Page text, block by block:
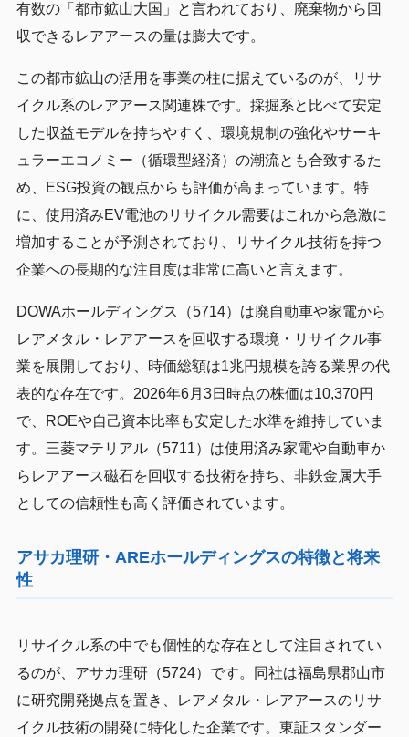
有数の「都市鉱山大国」と言われており、廃棄物から回
収できるレアアースの量は膨大です。
この都市鉱山の活用を事業の柱に据えているのが、リサ
イクル系のレアアース関連株です。採掘系と比べて安定
した収益モデルを持ちやすく、環境規制の強化やサーキ
ュラーエコノミー（循環型経済）の潮流とも合致するた
め、ESG投資の観点からも評価が高まっています。特
に、使用済みEV電池のリサイクル需要はこれから急激に
増加することが予測されており、リサイクル技術を持つ
企業への長期的な注目度は非常に高いと言えます。
DOWAホールディングス（5714）は廃自動車や家電から
レアメタル・レアアースを回収する環境・リサイクル事
業を展開しており、時価総額は1兆円規模を誇る業界の代
表的な存在です。2026年6月3日時点の株価は10,370円
で、ROEや自己資本比率も安定した水準を維持していま
す。三菱マテリアル（5711）は使用済み家電や自動車か
らレアアース磁石を回収する技術を持ち、非鉄金属大手
としての信頼性も高く評価されています。
アサカ理研・AREホールディングスの特徴と将来
性
リサイクル系の中でも個性的な存在として注目されてい
るのが、アサカ理研（5724）です。同社は福島県郡山市
に研究開発拠点を置き、レアメタル・レアアースのリサ
イクル技術の開発に特化した企業です。東証スタンダー